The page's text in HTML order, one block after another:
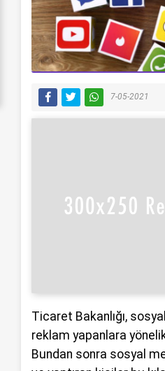
7-05-2021
Ticaret Bakanlığı,
reklam yapanlara yönelik
Bundan sonra sosyal